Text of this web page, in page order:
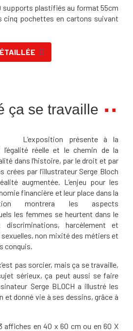
supports plastifiés au format 55cm
cinq pochettes en cartons suivant
ça se travaille
L’exposition présente à la
réelle et le chemin de la
dans l’histoire, par le droit et par
crées par l’illustrateur Serge Bloch
augmentée. L’enjeu pour les
financière et leur place dans la
montrera les aspects
les femmes se heurtent dans le
harcèlement et
non mixité des métiers et
conquis.
pas sorcier, mais ça se travaille,
sérieux, ça peut aussi se faire
Serge BLOCH a illustré les
et donné vie à ses dessins, grâce à
affiches en 40 x 60 cm ou en 60 X